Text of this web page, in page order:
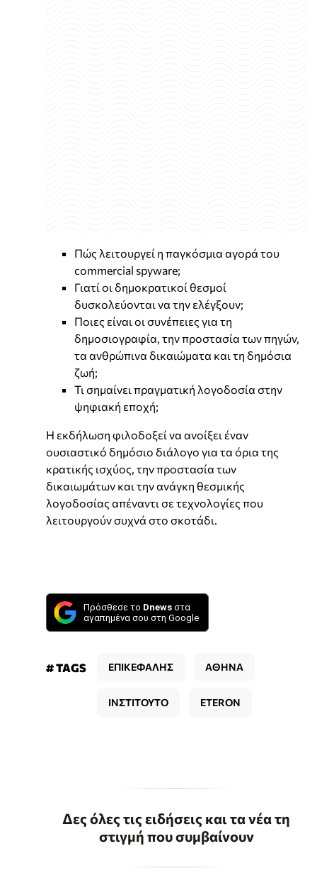
Πώς λειτουργεί η παγκόσμια αγορά του
commercial spyware;
Γιατί οι δημοκρατικοί θεσμοί
δυσκολεύονται να την ελέγξουν;
Ποιες είναι οι συνέπειες για τη
δημοσιογραφία, την προστασία των πηγών,
τα ανθρώπινα δικαιώματα και τη δημόσια
ζωή;
Τι σημαίνει πραγματική λογοδοσία στην
ψηφιακή εποχή;
Η εκδήλωση φιλοδοξεί να ανοίξει έναν
ουσιαστικό δημόσιο διάλογο για τα όρια της
κρατικής ισχύος, την προστασία των
δικαιωμάτων και την ανάγκη θεσμικής
λογοδοσίας απέναντι σε τεχνολογίες που
λειτουργούν συχνά στο σκοτάδι.
Πρόσθεσε το Dnews στα
αγαπημένα σου στη Google
# TAGS ΕΠΙΚΕΦΑΛΗΣ ΑΘΗΝΑ
ΙΝΣΤΙΤΟΥΤΟ ETERON
Δες όλες τις ειδήσεις και τα νέα τη
στιγμή που συμβαίνουν